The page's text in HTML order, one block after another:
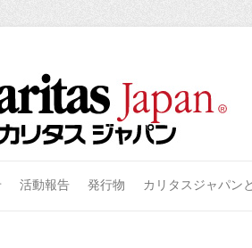
活動報告 発行物 カリタスジャパン